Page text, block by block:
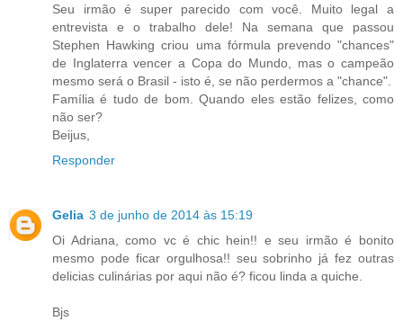
Seu irmão é super parecido com você. Muito legal a
entrevista e o trabalho dele! Na semana que passou
Stephen Hawking criou uma fórmula prevendo "chances"
de Inglaterra vencer a Copa do Mundo, mas o campeão
mesmo será o Brasil - isto é, se não perdermos a "chance".
Família é tudo de bom. Quando eles estão felizes, como
não ser?
Beijus,
Responder
Gelia 3 de junho de 2014 às 15:19
Oi Adriana, como vc é chic hein!! e seu irmão é bonito
mesmo pode ficar orgulhosa!! seu sobrinho já fez outras
delicias culinárias por aqui não é? ficou linda a quiche.
Bjs